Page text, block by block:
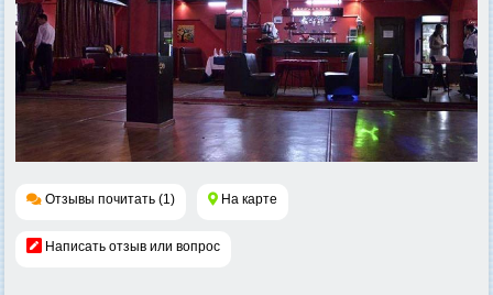
Отзывы почитать (1) На карте
Написать отзыв или вопрос